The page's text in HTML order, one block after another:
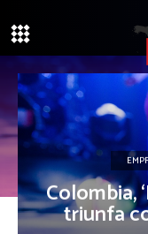
Colombia,
triunfa